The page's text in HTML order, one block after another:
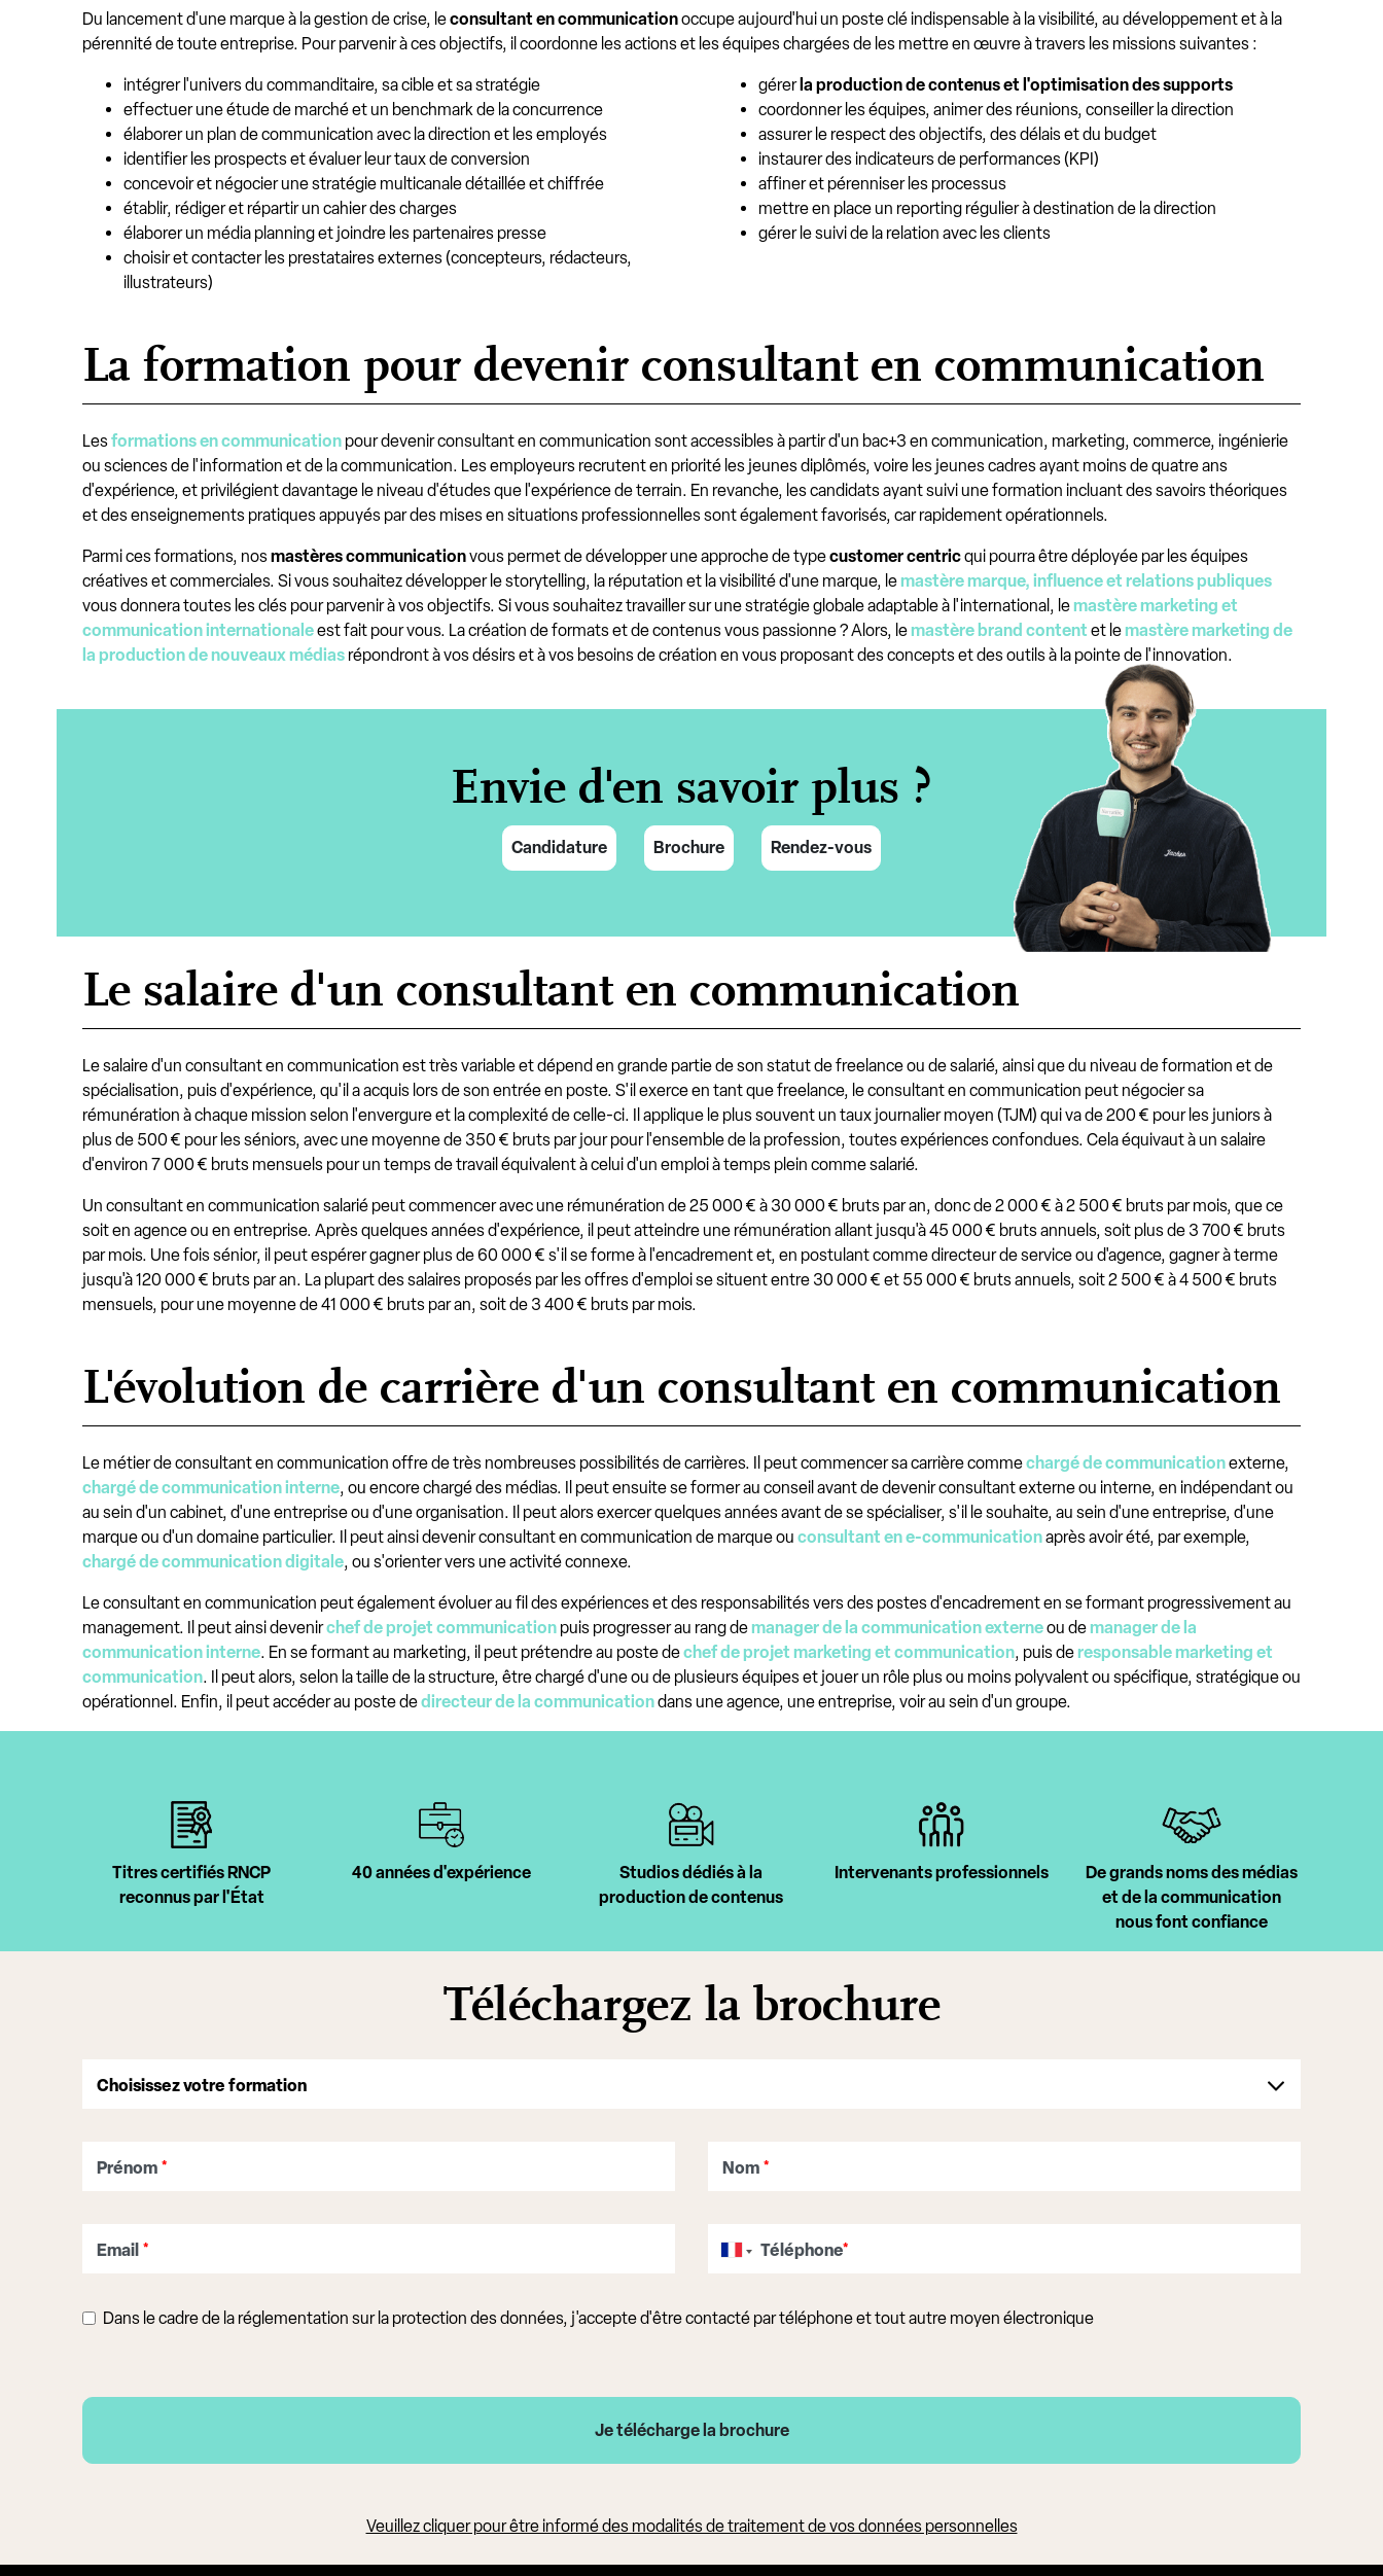
Du lancement d'une marque à la gestion de crise, leconsultant en communicationoccupe aujourd'hui un poste clé indispensable à la visibilité, au développement et à la
pérennité de toute entreprise. Pour parvenir à ces objectifs, il coordonne les actions et les équipes chargées de les mettre en œuvre à travers les missions suivantes :
intégrer l'univers du commanditaire, sa cible et sa stratégie
effectuer une étude de marché et un benchmark de la concurrence
élaborer un plan de communication avec la direction et les employés
identifier les prospects et évaluer leur taux de conversion
concevoir et négocier une stratégie multicanale détaillée et chiffrée
établir, rédiger et répartir un cahier des charges
élaborer un média planning et joindre les partenaires presse
choisir et contacter les prestataires externes (concepteurs, rédacteurs,
illustrateurs)
gérer la production de contenus et l'optimisation des supports
coordonner les équipes, animer des réunions, conseiller la direction
assurer le respect des objectifs, des délais et du budget
instaurer des indicateurs de performances (KPI)
affiner et pérenniser les processus
mettre en place un reporting régulier à destination de la direction
gérer le suivi de la relation avec les clients
La formation pour devenir consultant en communication
Lesformations en communication pour devenir consultant en communication sont accessibles à partir d'un bac+3 en communication, marketing, commerce, ingénierie
ou sciences de l'information et de la communication. Les employeurs recrutent en priorité les jeunes diplômés, voire les jeunes cadres ayant moins de quatre ans
d'expérience, et privilégient davantage le niveau d'études que l'expérience de terrain. En revanche, les candidats ayant suivi une formation incluant des savoirs théoriques
et des enseignements pratiques appuyés par des mises en situations professionnelles sont également favorisés, car rapidement opérationnels.
Parmi ces formations, nosmastères communicationvous permet de développer une approche de typecustomer centricqui pourra être déployée par les équipes
créatives et commerciales. Si vous souhaitez développer le storytelling, la réputation et la visibilité d'une marque, lemastère marque, influence et relations publiques
vous donnera toutes les clés pour parvenir à vos objectifs. Si vous souhaitez travailler sur une stratégie globale adaptable à l'international, lemastère marketing et
communication internationaleest fait pour vous. La création de formats et de contenus vous passionne ? Alors, lemastère brand content et lemastère marketing de
la production de nouveaux médias répondront à vos désirs et à vos besoins de création en vous proposant des concepts et des outils à la pointe de l'innovation.
Envie d'en savoir plus ?
Candidature Brochure Rendez-vous
Le salaire d'un consultant en communication
Le salaire d'un consultant en communication est très variable et dépend en grande partie de son statut de freelance ou de salarié, ainsi que du niveau de formation et de
spécialisation, puis d'expérience, qu'il a acquis lors de son entrée en poste. S'il exerce en tant que freelance, le consultant en communication peut négocier sa
rémunération à chaque mission selon l'envergure et la complexité de celle-ci. Il applique le plus souvent un taux journalier moyen (TJM) qui va de 200 € pour les juniors à
plus de 500 € pour les séniors, avec une moyenne de 350 € bruts par jour pour l'ensemble de la profession, toutes expériences confondues. Cela équivaut à un salaire
d'environ 7 000 € bruts mensuels pour un temps de travail équivalent à celui d'un emploi à temps plein comme salarié.
Un consultant en communication salarié peut commencer avec une rémunération de 25 000 € à 30 000 € bruts par an, donc de 2 000 € à 2 500 € bruts par mois, que ce
soit en agence ou en entreprise. Après quelques années d'expérience, il peut atteindre une rémunération allant jusqu'à 45 000 € bruts annuels, soit plus de 3 700 € bruts
par mois. Une fois sénior, il peut espérer gagner plus de 60 000 € s'il se forme à l'encadrement et, en postulant comme directeur de service ou d'agence, gagner à terme
jusqu'à 120 000 € bruts par an. La plupart des salaires proposés par les offres d'emploi se situent entre 30 000 € et 55 000 € bruts annuels, soit 2 500 € à 4 500 € bruts
mensuels, pour une moyenne de 41 000 € bruts par an, soit de 3 400 € bruts par mois.
L'évolution de carrière d'un consultant en communication
Le métier de consultant en communication offre de très nombreuses possibilités de carrières. Il peut commencer sa carrière commechargé de communicationexterne,
chargé de communication interne, ou encore chargé des médias. Il peut ensuite se former au conseil avant de devenir consultant externe ou interne, en indépendant ou
au sein d'un cabinet, d'une entreprise ou d'une organisation. Il peut alors exercer quelques années avant de se spécialiser, s'il le souhaite, au sein d'une entreprise, d'une
marque ou d'un domaine particulier. Il peut ainsi devenir consultant en communication de marque ou consultant en e-communicationaprès avoir été, par exemple,
chargé de communication digitale, ou s'orienter vers une activité connexe.
Le consultant en communication peut également évoluer au fil des expériences et des responsabilités vers des postes d'encadrement en se formant progressivement au
management. Il peut ainsi devenirchef de projet communication puis progresser au rang demanager de la communication externeou demanager de la
communication interne. En se formant au marketing, il peut prétendre au poste dechef de projet marketing et communication, puis deresponsable marketing et
communication. Il peut alors, selon la taille de la structure, être chargé d'une ou de plusieurs équipes et jouer un rôle plus ou moins polyvalent ou spécifique, stratégique ou
opérationnel. Enfin, il peut accéder au poste dedirecteur de la communicationdans une agence, une entreprise, voir au sein d'un groupe.
Titres certifiés RNCP
reconnus par l'État
40 années d'expérience
Studios dédiés à la
production de contenus
Intervenants professionnels
De grands noms des médias
et de la communication
nous font confiance
Téléchargez la brochure
Prénom * Nom *
Email * Téléphone*
Dans le cadre de la réglementation sur la protection des données, j'accepte d'être contacté par téléphone et tout autre moyen électronique
Veuillez cliquer pour être informé des modalités de traitement de vos données personnelles